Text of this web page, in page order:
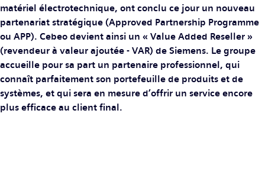
matériel électrotechnique, ont conclu ce jour un nouveau
partenariat stratégique (Approved Partnership Programme
ou APP). Cebeo devient ainsi un « Value Added Reseller »
(revendeur à valeur ajoutée - VAR) de Siemens. Le groupe
accueille pour sa part un partenaire professionnel, qui
connaît parfaitement son portefeuille de produits et de
systèmes, et qui sera en mesure d’offrir un service encore
plus efficace au client final.